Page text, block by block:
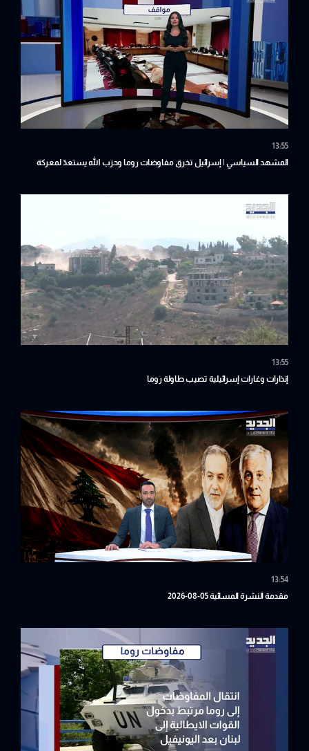
13:55
المشهد السياسي | إسرائيل تخرق مفاوضات روما وحزب الله يستعدّ لمعركة
13:55
إنذارات وغارات إسرائيلية تصيب طاولة روما
13:54
مقدمة النشرة المسائية 05-08-2026